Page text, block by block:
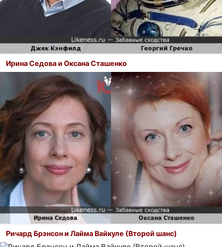
Для публикации необходима авторизация
Ирина Седова и Оксана Сташенко
Ричард Брэнсон и Лайма Вайкуле (Второй шанс)